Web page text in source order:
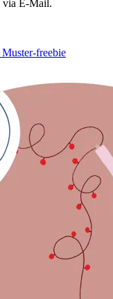
via E-Mail.
freebie